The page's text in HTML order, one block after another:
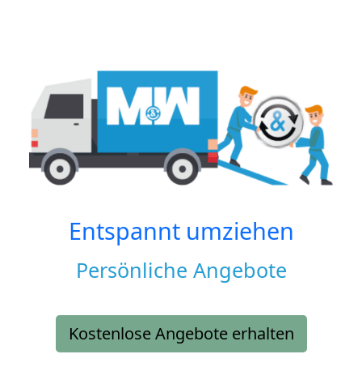
Entspannt umziehen
Persönliche Angebote
Kostenlose Angebote erhalten